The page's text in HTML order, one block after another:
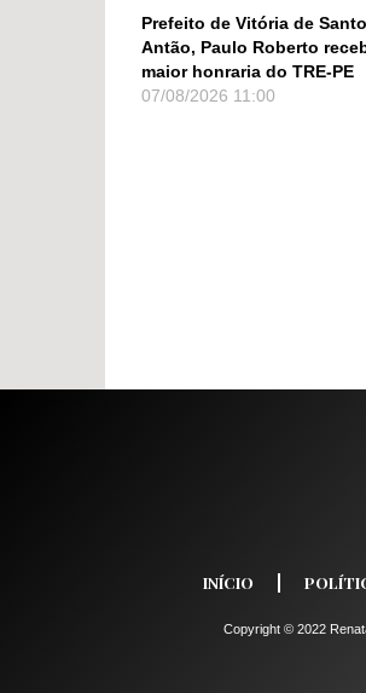
Prefeito de Vitória de Santo
Antão, Paulo Roberto
maior honraria do TRE-PE
07/08/2026 11:00
INÍCIO
Copyright © 2022